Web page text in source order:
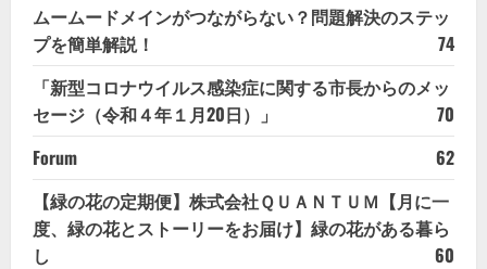
ムームードメインがつながらない？問題解決のステッ
プを簡単解説！
74
「新型コロナウイルス感染症に関する市長からのメッ
セージ（令和４年１月20日）」
70
Forum
62
【緑の花の定期便】株式会社ＱＵＡＮＴＵＭ【月に一
度、緑の花とストーリーをお届け】緑の花がある暮ら
し
60